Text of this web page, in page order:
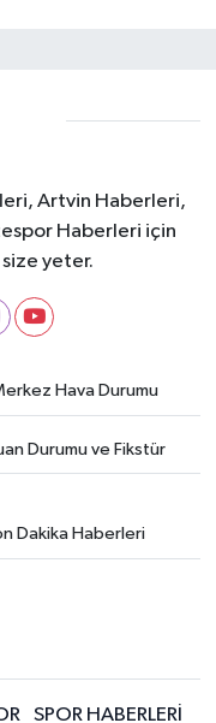
Artvin Haberleri,
Haberleri için
yeter.
Hava Durumu
Durumu ve Fikstür
Dakika Haberleri
SPOR HABERLERİ